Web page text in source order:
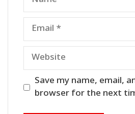
Email
Website
Save my name, email,
browser for the next